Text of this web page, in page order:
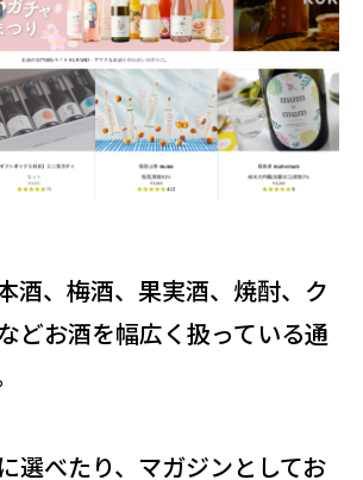
酒、梅酒、果実酒、焼酎、ク
どお酒を幅広く扱っている通
選べたり、マガジンとしてお